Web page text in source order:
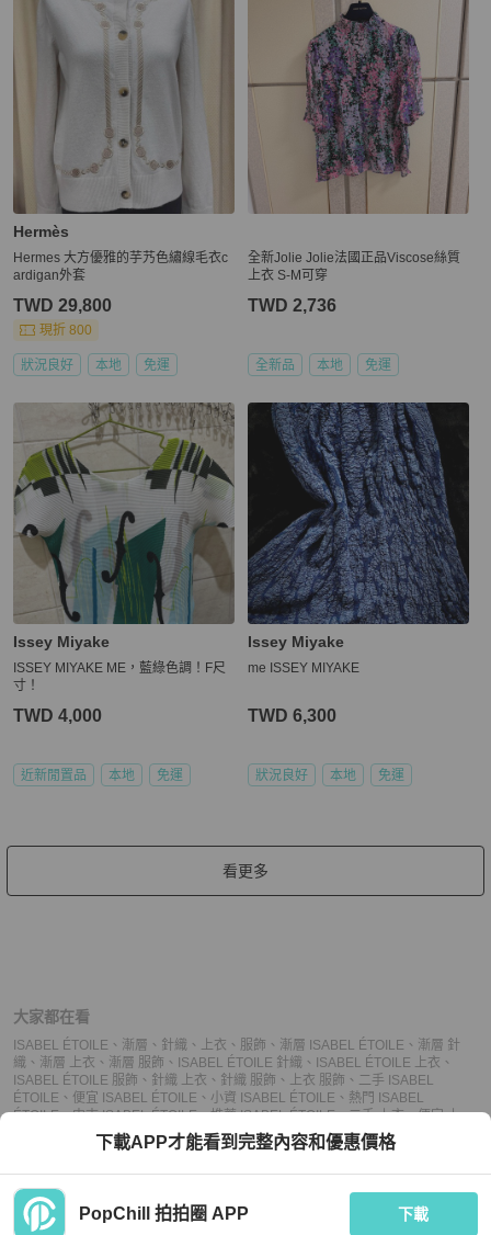
Hermès
Hermes 大方優雅的芋艿色繡線毛衣c
ardigan外套
TWD 29,800
現折 800
狀況良好 本地 免運
全新Jolie Jolie法國正品Viscose絲質
上衣 S-M可穿
TWD 2,736
全新品 本地 免運
Issey Miyake
ISSEY MIYAKE ME，藍綠色調！F尺
寸！
TWD 4,000
近新閒置品 本地 免運
Issey Miyake
me ISSEY MIYAKE
TWD 6,300
狀況良好 本地 免運
看更多
大家都在看
ISABEL ÉTOILE 、 漸層 、 針織 、 上衣 、 服飾 、 漸層 ISABEL ÉTOILE 、 漸層 針
織 、 漸層 上衣 、 漸層 服飾 、 ISABEL ÉTOILE 針織 、 ISABEL ÉTOILE 上衣 、
ISABEL ÉTOILE 服飾 、 針織 上衣 、 針織 服飾 、 上衣 服飾 、 二手 ISABEL
ÉTOILE 、 便宜 ISABEL ÉTOILE 、 小資 ISABEL ÉTOILE 、 熱門 ISABEL
ÉTOILE、中古 ISABEL ÉTOILE、推薦 ISABEL ÉTOILE、二手 上衣、便宜 上
、熱門 上衣、 中古 上衣、推薦 上衣、二手 服飾、便宜 服飾
熱門 服飾、中古 服飾、推薦 服飾
下載APP才能看到完整內容和優惠價格
PopChill 拍拍圈 APP 下載